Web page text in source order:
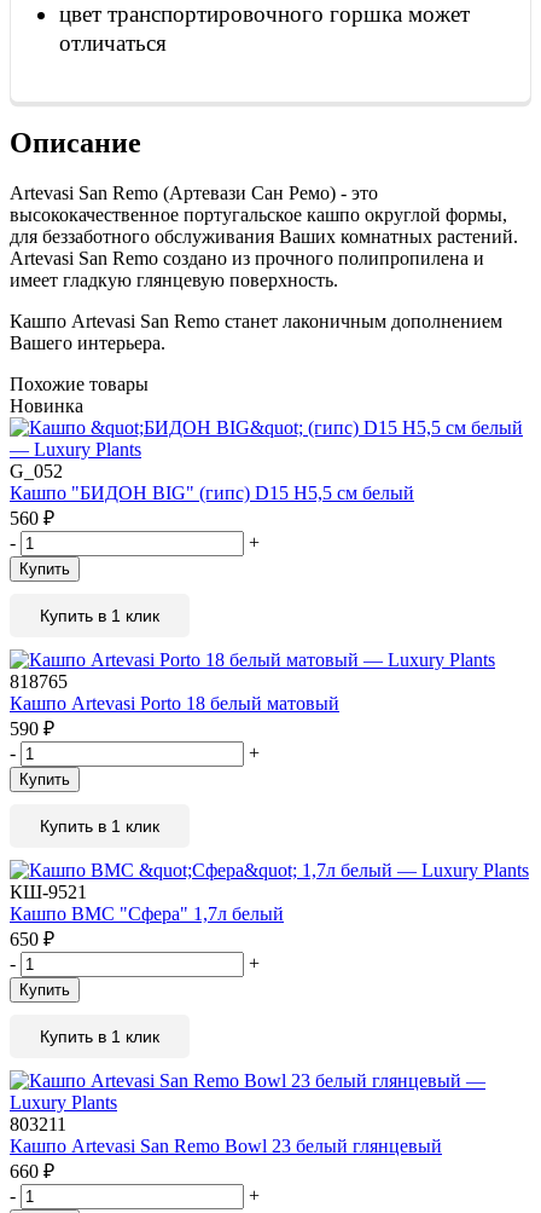
цвет транспортировочного горшка может
отличаться
Описание
Artevasi San Remo (Артевази Сан Ремо) - это
высококачественное португальское кашпо округлой формы,
для беззаботного обслуживания Ваших комнатных растений.
Artevasi San Remo создано из прочного полипропилена и
имеет гладкую глянцевую поверхность.
Кашпо Artevasi San Remo станет лаконичным дополнением
Вашего интерьера.
Похожие товары
Новинка
G_052
Кашпо "БИДОН BIG" (гипс) D15 H5,5 см белый
560 ₽
-
+
Купить
Купить в 1 клик
818765
Кашпо Artevasi Porto 18 белый матовый
590 ₽
-
+
Купить
Купить в 1 клик
КШ-9521
Кашпо BMC "Сфера" 1,7л белый
650 ₽
-
+
Купить
Купить в 1 клик
803211
Кашпо Artevasi San Remo Bowl 23 белый глянцевый
660 ₽
-
+